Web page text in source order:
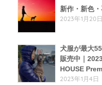
新作・新色
2023年1月20日
犬服が最大
販売中｜
HOUSE
2023年1月4日